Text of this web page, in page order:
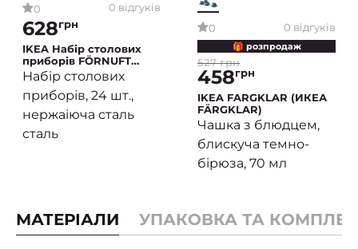
0 0 відгуків
628грн
IKEA Набір столових
приборів FÖRNUFT
(ИКЕА ФЁРНУФТ)
Набір столових
приборів, 24 шт.,
нержаіюча сталь
сталь
0 0 відгуків
🎁 розпродаж
527 грн
458грн
IKEA FARGKLAR (ИКЕА
FÄRGKLAR)
Чашка з блюдцем,
блискуча темно-
бірюза, 70 мл
МАТЕРІАЛИ УПАКОВКА ТА